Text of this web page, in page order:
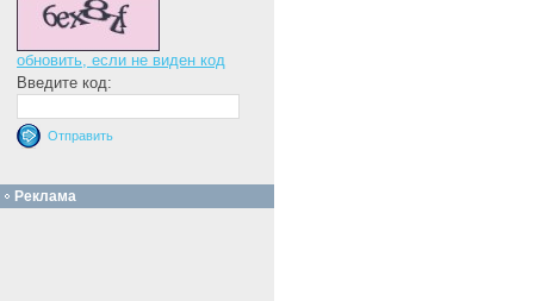
обновить, если не виден код
Введите код:
Реклама